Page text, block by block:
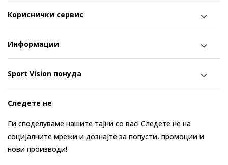
Кориснички сервис
Информации
Sport Vision понуда
Следете не
Ги споделуваме нашите тајни со вас! Следете не на
социјалните мрежи и дознајте за попусти, промоции и
нови производи!